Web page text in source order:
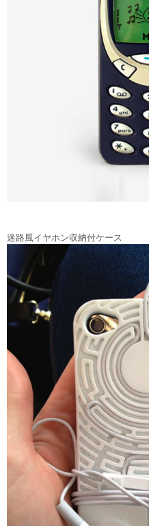
迷路風イヤホン収納付ケース